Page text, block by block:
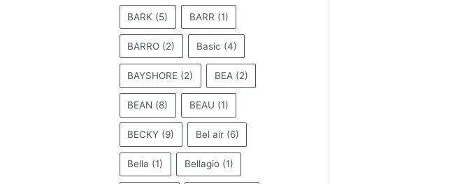
BARK (5) BARR (1)
BARRO (2) Basic (4)
BAYSHORE (2) BEA (2)
BEAN (8) BEAU (1)
BECKY (9) Bel air (6)
Bella (1) Bellagio (1)